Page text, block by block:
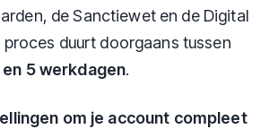
de Sanctiewet en de Digital
duurt doorgaans tussen
5 werkdagen.
om je account compleet